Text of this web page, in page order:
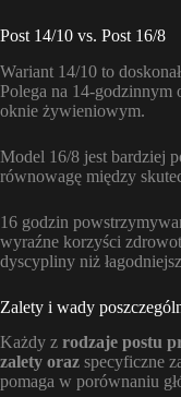
Post 14/10 vs. Post 16/8
Wariant 14/10 to
Polega na 14-godzinnym
oknie żywieniowym.
Model 16/8 jest bardziej
równowagę między
16 godzin
wyraźne korzyści
dyscypliny niż
Zalety i wady
Każdy z rodzaje postu
zalety oraz specyficzne
pomaga w porównaniu